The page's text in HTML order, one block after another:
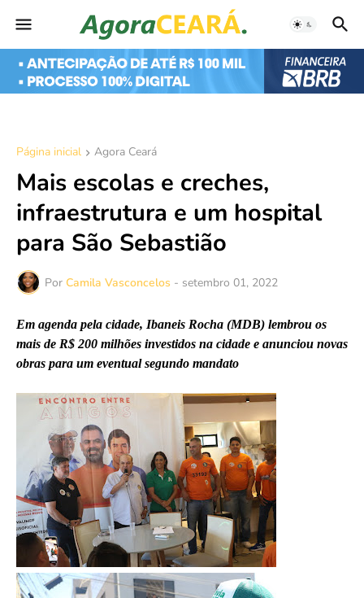
Página inicial Agora Ceará
Mais escolas e creches,
infraestrutura e um hospital
para São Sebastião
Por Camila Vasconcelos - setembro 01, 2022
Em agenda pela cidade, Ibaneis Rocha (MDB) lembrou os
mais de R$ 200 milhões investidos na cidade e anunciou novas
obras para um eventual segundo mandato